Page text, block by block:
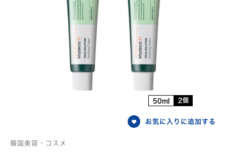
50ml 2個
お気に入りに追加する
韓国美容・コスメ